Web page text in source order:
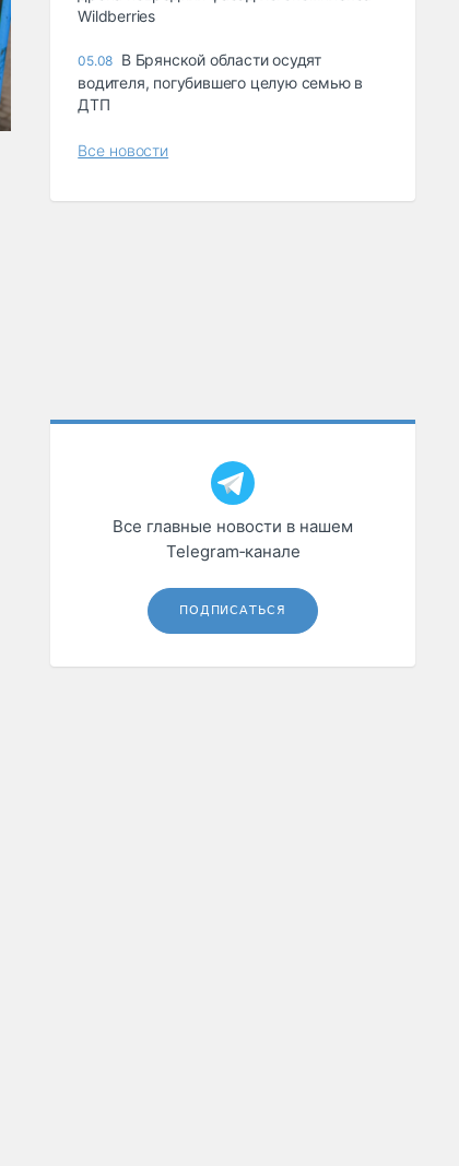
Wildberries
05.08 В Брянской области осудят
водителя, погубившего целую семью в
ДТП
Все новости
Все главные новости в нашем
Telegram‑канале
ПОДПИСАТЬСЯ